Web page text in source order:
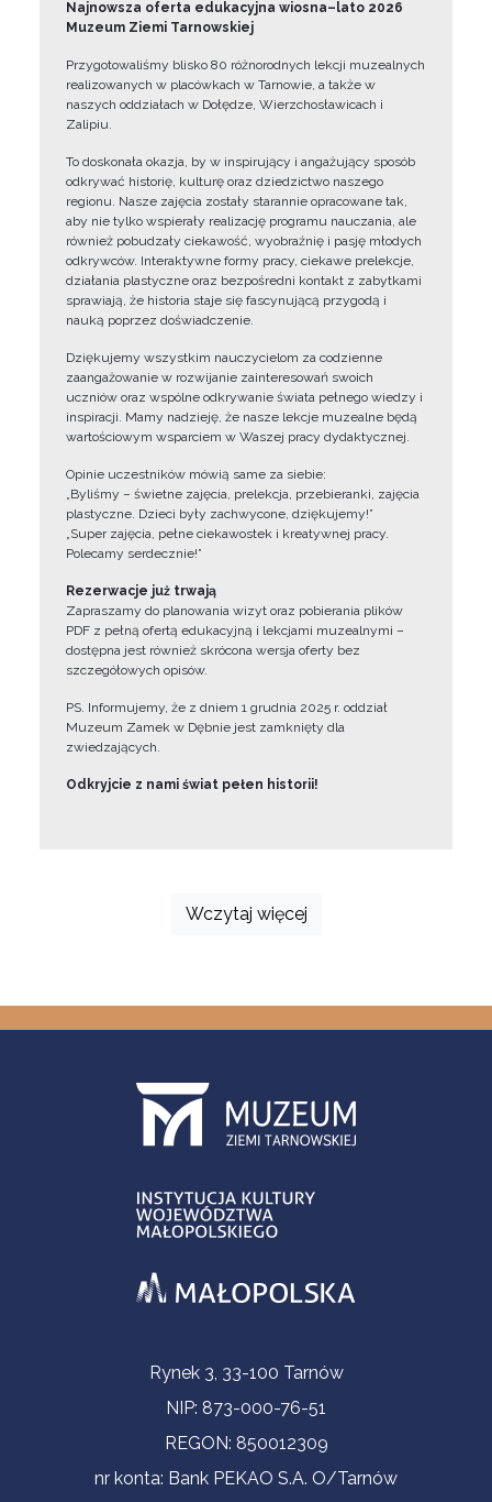
Najnowsza oferta edukacyjna wiosna–lato 2026
Muzeum Ziemi Tarnowskiej
Przygotowaliśmy blisko 80 różnorodnych lekcji muzealnych
realizowanych w placówkach w Tarnowie, a także w
naszych oddziałach w Dołędze, Wierzchosławicach i
Zalipiu.
To doskonała okazja, by w inspirujący i angażujący sposób
odkrywać historię, kulturę oraz dziedzictwo naszego
regionu. Nasze zajęcia zostały starannie opracowane tak,
aby nie tylko wspierały realizację programu nauczania, ale
również pobudzały ciekawość, wyobraźnię i pasję młodych
odkrywców. Interaktywne formy pracy, ciekawe prelekcje,
działania plastyczne oraz bezpośredni kontakt z zabytkami
sprawiają, że historia staje się fascynującą przygodą i
nauką poprzez doświadczenie.
Dziękujemy wszystkim nauczycielom za codzienne
zaangażowanie w rozwijanie zainteresowań swoich
uczniów oraz wspólne odkrywanie świata pełnego wiedzy i
inspiracji. Mamy nadzieję, że nasze lekcje muzealne będą
wartościowym wsparciem w Waszej pracy dydaktycznej.
Opinie uczestników mówią same za siebie:
„Byliśmy – świetne zajęcia, prelekcja, przebieranki, zajęcia
plastyczne. Dzieci były zachwycone, dziękujemy!”
„Super zajęcia, pełne ciekawostek i kreatywnej pracy.
Polecamy serdecznie!”
Rezerwacje już trwają
Zapraszamy do planowania wizyt oraz pobierania plików
PDF z pełną ofertą edukacyjną i lekcjami muzealnymi –
dostępna jest również skrócona wersja oferty bez
szczegółowych opisów.
PS. Informujemy, że z dniem 1 grudnia 2025 r. oddział
Muzeum Zamek w Dębnie jest zamknięty dla
zwiedzających.
Odkryjcie z nami świat pełen historii!
Wczytaj więcej
Informacje kontaktoweRynek 3, 33-100 Tarnów
NIP: 873-000-76-51
REGON: 850012309
nr konta: Bank PEKAO S.A. O/Tarnów